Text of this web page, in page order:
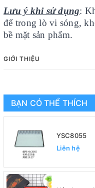
Lưu ý khi sử dụng:
để trong lò vi sóng,
bề mặt sản phẩm.
GIỚI THIỆU
BẠN CÓ THỂ THÍCH
YSC8055
Liên hệ